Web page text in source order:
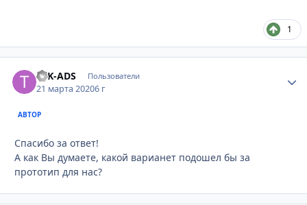
1
TEK-ADS Пользователи
21 марта 20206 г
АВТОР
Спасибо за ответ!
А как Вы думаете, какой варианет подошел бы за
прототип для нас?